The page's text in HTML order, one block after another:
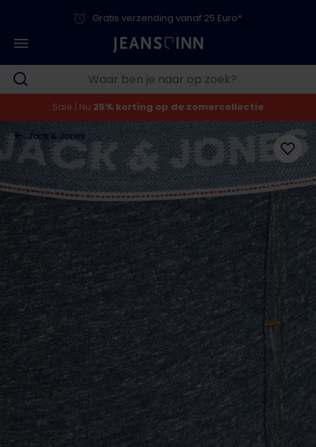
Gratis verzending vanaf 25 Euro*
Sale | Nu 25% korting op de zomercollectie
Jack & Jones